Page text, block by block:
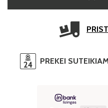
PREKEI